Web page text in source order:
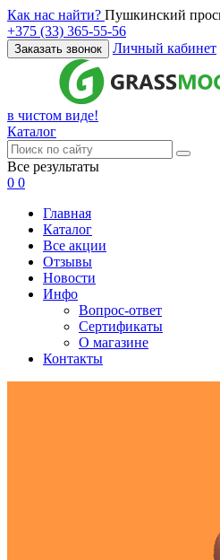
Как нас найти? Пушкинский
+375 (33) 365-55-56
Заказать звонок Личный кабинет
в чистом виде!
Каталог
Все результаты
0 0
Главная
Каталог
Все акции
Отзывы
Новости
Инфо
Вопрос-ответ
Сертификаты
О магазине
Контакты